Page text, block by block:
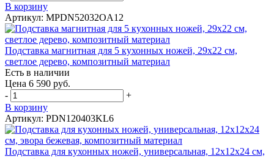
В корзину
Артикул: MPDN52032OA12
Подставка магнитная для 5 кухонных ножей, 29х22 см,
светлое дерево, композитный материал
Есть в наличии
Цена 6 590 руб.
-
+
В корзину
Артикул: PDN120403KL6
Подставка для кухонных ножей, универсальная, 12х12х24 см,